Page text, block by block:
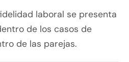
laboral se presenta
de los casos de
de las parejas.